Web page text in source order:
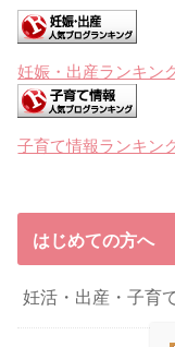
妊娠・出産ランキン
子育て情報ランキン
はじめての方へ
妊活・出産・子育